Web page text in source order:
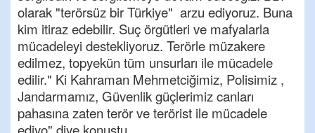
olarak "terörsüz bir Türkiye" arzu ediyoruz. Buna
kim itiraz edebilir. Suç örgütleri ve mafyalarla
mücadeleyi destekliyoruz. Terörle müzakere
edilmez, topyekün tüm unsurları ile mücadele
edilir." Ki Kahraman Mehmetciğimiz, Polisimiz ,
Jandarmamız, Güvenlik güçlerimiz canları
pahasına zaten terör ve terörist ile mücadele
ediyo" diye konuştu.